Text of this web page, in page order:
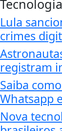
Lula
crimes
registram
Saiba
Whatsapp
Nova